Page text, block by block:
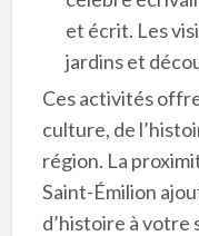
et écrit. Les
jardins et
Ces activités
culture, de
région. La
Saint-Émilion
d’histoire à votre